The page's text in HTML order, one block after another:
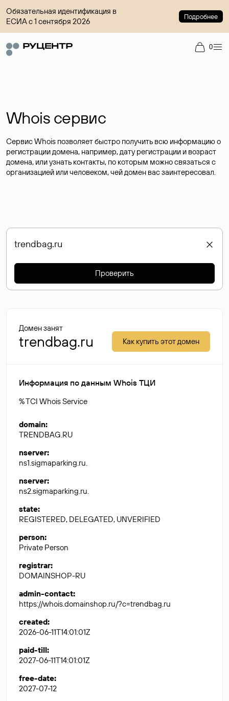
Обязательная идентификация в
ЕСИА с 1 сентября 2026
Подробнее
0
Whois сервис
Сервис Whois позволяет быстро получить всю информацию о
регистрации домена, например, дату регистрации и возраст
домена, или узнать контакты, по которым можно связаться с
организацией или человеком, чей домен вас заинтересовал.
Проверить
Домен занят
trendbag.ru Как купить этот домен
Информация по данным Whois ТЦИ
% TCI Whois Service
domain:
TRENDBAG.RU
nserver:
ns1.sigmaparking.ru.
nserver:
ns2.sigmaparking.ru.
state:
REGISTERED, DELEGATED, UNVERIFIED
person:
Private Person
registrar:
DOMAINSHOP-RU
admin-contact:
https://whois.domainshop.ru/?c=trendbag.ru
created:
2026-06-11T14:01:01Z
paid-till:
2027-06-11T14:01:01Z
free-date:
2027-07-12